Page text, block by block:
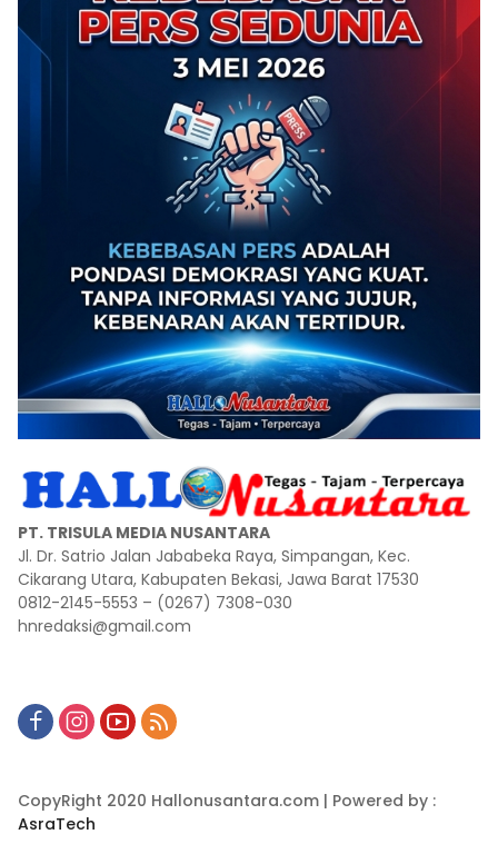
PT. TRISULA MEDIA NUSANTARA
Jl. Dr. Satrio Jalan Jababeka Raya, Simpangan, Kec.
Cikarang Utara, Kabupaten Bekasi, Jawa Barat 17530
0812-2145-5553 – (0267) 7308-030
hnredaksi@gmail.com
CopyRight 2020 Hallonusantara.com | Powered by :
AsraTech